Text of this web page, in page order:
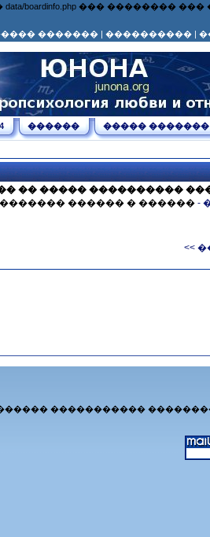
boardinfo.php ���
������� | ���������� |
������ ����� �������
�� ����� ����������
������ � ������ -
<<
�����������